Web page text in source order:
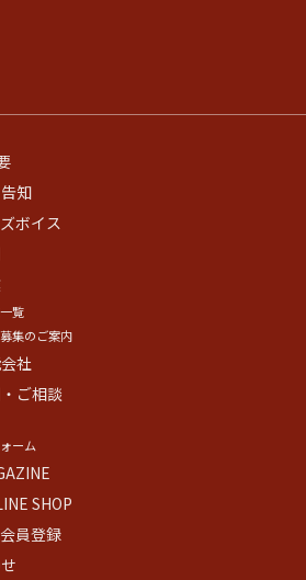
知
ボイス
覧
集のご案内
社
ご相談
ーム
SHOP
員登録